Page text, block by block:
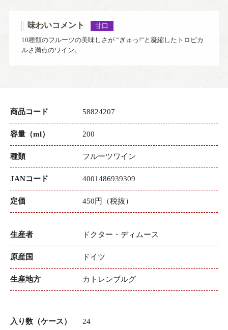
味わいコメント
甘口
10種類のフルーツの美味しさが “ぎゅっ!”と凝縮したトロピカ
ルさ満点のワイン。
商品コード 58824207
容量（ml） 200
種類 フルーツワイン
JANコード 4001486939309
定価 450円（税抜）
生産者 ドクター・ディムース
原産国 ドイツ
生産地方 カトレンブルグ
入り数（ケース） 24